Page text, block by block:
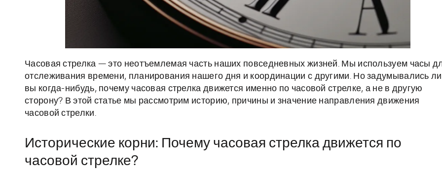
Часовая стрелка — это неотъемлемая часть наших повседневных жизней. Мы используем часы
отслеживания времени, планирования нашего дня и координации с другими. Но задумывались ли
вы когда-нибудь, почему часовая стрелка движется именно по часовой стрелке, а не в другую
сторону? В этой статье мы рассмотрим историю, причины и значение направления движения
часовой стрелки.
Исторические корни: Почему часовая стрелка движется по
часовой стрелке?